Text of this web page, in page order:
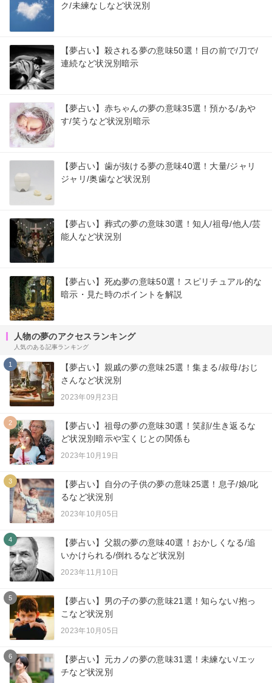
ク/未練なしなど状況別
【夢占い】殺される夢の意味50選！目の前で/刀で/
連続など状況別暗示
【夢占い】赤ちゃんの夢の意味35選！預かる/あや
す/笑うなど状況別暗示
【夢占い】歯が抜ける夢の意味40選！大量/ジャリ
ジャリ/奥歯など状況別
【夢占い】葬式の夢の意味30選！知人/祖母/他人/芸
能人など状況別
【夢占い】死ぬ夢の意味50選！スピリチュアル的な
暗示・見た時のポイントを解説
人物の夢のアクセスランキング
人気のある記事ランキング
1
【夢占い】親戚の夢の意味25選！集まる/叔母/おじ
さんなど状況別
2023年09月23日
2
【夢占い】祖母の夢の意味30選！笑顔/生き返るな
ど状況別暗示や宝くじとの関係も
2023年10月19日
3
【夢占い】自分の子供の夢の意味25選！息子/娘/叱
るなど状況別
2023年10月05日
4
【夢占い】父親の夢の意味40選！おかしくなる/追
いかけられる/倒れるなど状況別
2023年11月10日
5
【夢占い】男の子の夢の意味21選！知らない/抱っ
こなど状況別
2023年10月05日
6
【夢占い】元カノの夢の意味31選！未練ない/エッ
チなど状況別